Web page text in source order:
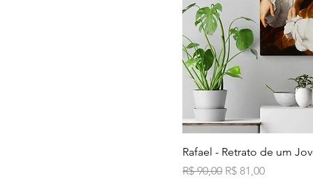
Visualização
Rafael - Retrato de um
Preço normal
R$ 90,00 Preço promocional
R$ 81,00